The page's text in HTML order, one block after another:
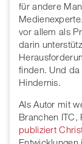
für andere
vor allem als
darin
finden. Und
Hindernis.
Als Autor mit
Branchen ITC,
publiziert